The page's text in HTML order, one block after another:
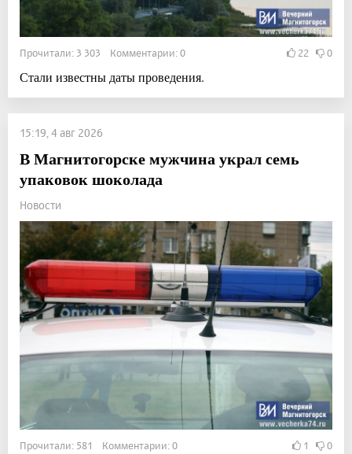
Прочитали: 3 303 Комментарии: 0 22 0
Стали известны даты проведения.
15:19, 4 авг 2026
В Магнитогорске мужчина украл семь
упаковок шоколада
Новости
Прочитали: 581 Комментарии: 0 1 0